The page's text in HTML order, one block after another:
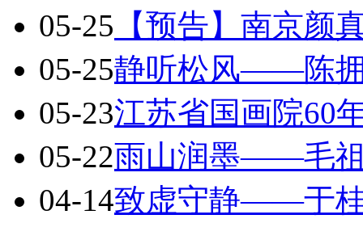
05-25 【预告】南京颜
05-25静听松风——陈
05-23江苏省国画院60
05-22雨山润墨——毛
04-14致虚守静——于